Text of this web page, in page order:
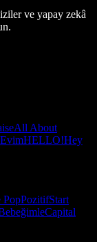
ve yapay zekâ
All About
EvimHELLO!Hey
PopPozitifStart
Capital